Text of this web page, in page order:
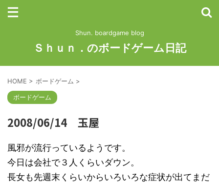
Shun. boardgame blog
Ｓｈｕｎ．のボードゲーム日記
HOME > ボードゲーム >
ボードゲーム
2008/06/14 玉屋
風邪が流行っているようです。
今日は会社で３人くらいダウン。
長女も先週末くらいからいろいろな症状が出てまだ